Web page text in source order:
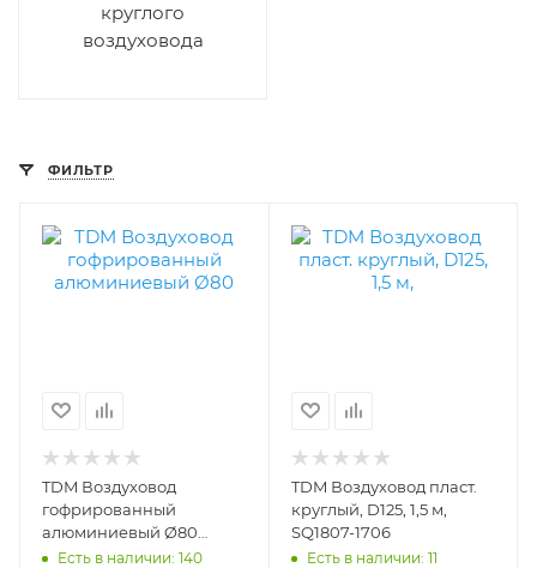
круглого
воздуховода
ФИЛЬТР
TDM Воздуховод
гофрированный
алюминиевый Ø80
SQ1807-0062
Есть в наличии: 140
TDM Воздуховод пласт.
круглый, D125, 1,5 м,
SQ1807-1706
Есть в наличии: 11